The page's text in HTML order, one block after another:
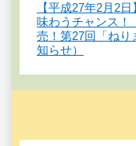
【平成27年2月2
味わうチャンス！
売！第27回「ねり
知らせ）